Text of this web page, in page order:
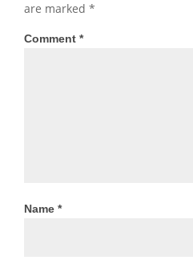
are marked *
Comment *
Name *